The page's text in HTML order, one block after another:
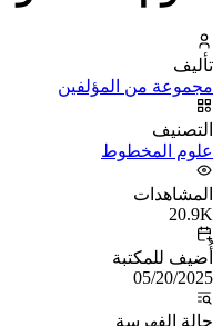
تأليف
مجموعة من المؤلفين
التصنيف
علوم المخطوط
المشاهدات
20.9K
أُضيف للمكتبة
05/20/2025
حالة الفهرسة